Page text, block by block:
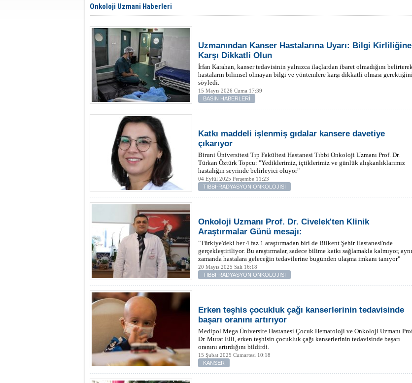
Onkoloji Uzmani Haberleri
Uzmanından Kanser Hastalarına Uyarı: Bilgi Kirliliğine
Karşı Dikkatli Olun
İrfan Karahan, kanser tedavisinin yalnızca ilaçlardan ibaret olmadığını
hastaların bilimsel olmayan bilgi ve yöntemlere karşı dikkatli olması
söyledi.
15 Mayıs 2026 Cuma 17:39
BASIN HABERLERİ
Katkı maddeli işlenmiş gıdalar kansere davetiye
çıkarıyor
Biruni Üniversitesi Tıp Fakültesi Hastanesi Tıbbi Onkoloji Uzmanı Prof. Dr.
Türkan Öztürk Topcu: "Yediklerimiz, içtiklerimiz ve günlük alışkanlıklarımız
hastalığın seyrinde belirleyici oluyor"
04 Eylül 2025 Perşembe 11:23
TIBBİ-RADYASYON ONKOLOJİSİ
Onkoloji Uzmanı Prof. Dr. Civelek'ten Klinik
Araştırmalar Günü mesajı:
"Türkiye'deki her 4 faz 1 araştırmadan biri de Bilkent Şehir Hastanesi'nde
gerçekleştiriliyor. Bu araştırmalar, sadece bilime katkı sağlamakla kalmıyor, aynı
zamanda hastalara geleceğin tedavilerine bugünden ulaşma imkanı tanıyor"
20 Mayıs 2025 Salı 16:18
TIBBİ-RADYASYON ONKOLOJİSİ
Erken teşhis çocukluk çağı kanserlerinin tedavisinde
başarı oranını artırıyor
Medipol Mega Üniversite Hastanesi Çocuk Hematoloji ve Onkoloji Uzmanı
Dr. Murat Elli, erken teşhisin çocukluk çağı kanserlerinin tedavisinde başarı
oranını artırdığını bildirdi.
15 Şubat 2025 Cumartesi 10:18
KANSER